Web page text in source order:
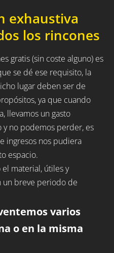
exhaustiva
los rincones
gratis (sin coste alguno) es
se dé ese requisito, la
lugar deben ser de
ya que cuando
llevamos un gasto
no podemos perder, es
ingresos nos pudiera
espacio.
material, útiles y
un breve periodo de
varios
o en la misma